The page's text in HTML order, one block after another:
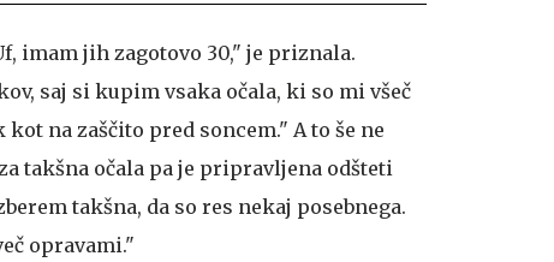
imam jih zagotovo 30," je priznala.
saj si kupim vsaka očala, ki so mi všeč
na zaščito pred soncem." A to še ne
takšna očala pa je pripravljena odšteti
takšna, da so res nekaj posebnega.
opravami."